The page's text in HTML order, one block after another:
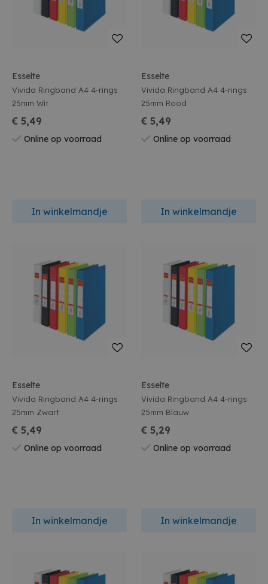
Esselte
Vivida Ringband A4 4-rings
25mm Wit
€ 5,49
Online op voorraad
In winkelmandje
Esselte
Vivida Ringband A4 4-rings
25mm Rood
€ 5,49
Online op voorraad
In winkelmandje
Esselte
Vivida Ringband A4 4-rings
25mm Zwart
€ 5,49
Online op voorraad
In winkelmandje
Esselte
Vivida Ringband A4 4-rings
25mm Blauw
€ 5,29
Online op voorraad
In winkelmandje